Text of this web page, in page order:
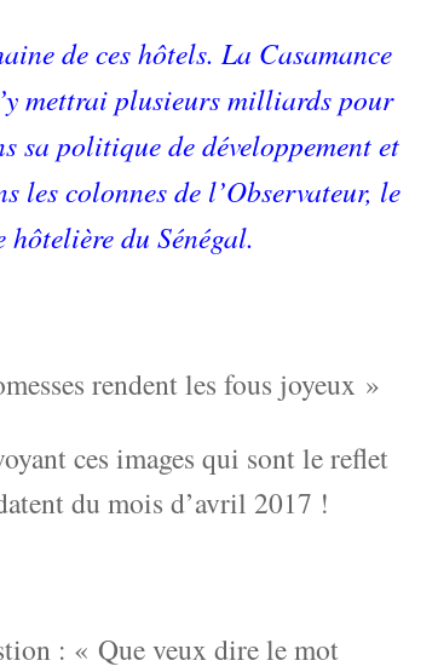
de ces hôtels. La Casamance
mettrai plusieurs milliards pour
sa politique de développement et
les colonnes de l’Observateur, le
du Sénégal.
rendent les fous joyeux »
ces images qui sont le reflet
du mois d’avril 2017 !
: « Que veux dire le mot